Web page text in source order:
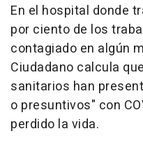
En el hospital donde
por ciento de los
contagiado en algún
Ciudadano calcula
sanitarios han
o presuntivos" con
perdido la vida.